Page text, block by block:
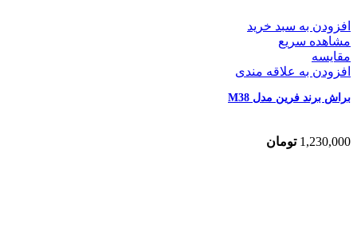
افزودن به سبد خرید
مشاهده سریع
مقایسه
افزودن به علاقه مندی
براش برند فرین مدل M38
1,230,000 تومان